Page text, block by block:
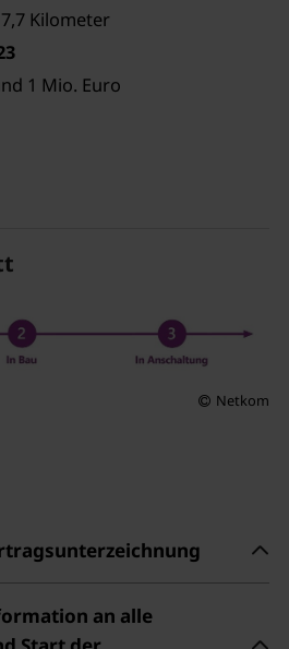
Kilometer
1 Mio. Euro
Netkom
an alle